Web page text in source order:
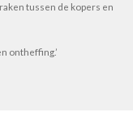
tussen de kopers en
ontheffing.’